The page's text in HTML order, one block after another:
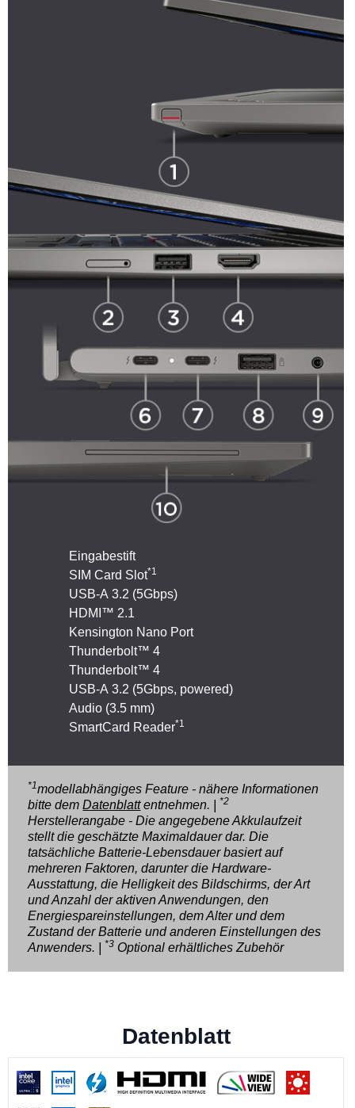
Eingabestift
SIM Card Slot*1
USB-A 3.2 (5Gbps)
HDMI™ 2.1
Kensington Nano Port
Thunderbolt™ 4
Thunderbolt™ 4
USB-A 3.2 (5Gbps, powered)
Audio (3.5 mm)
SmartCard Reader*1
*1modellabhängiges Feature - nähere Informationen
bitte demDatenblattentnehmen. | *2
Herstellerangabe - Die angegebene Akkulaufzeit
stellt die geschätzte Maximaldauer dar. Die
tatsächliche Batterie-Lebensdauer basiert auf
mehreren Faktoren, darunter die Hardware-
Ausstattung, die Helligkeit des Bildschirms, der Art
und Anzahl der aktiven Anwendungen, den
Energiespareinstellungen, dem Alter und dem
Zustand der Batterie und anderen Einstellungen des
Anwenders. |
*3 Optional erhältliches Zubehör
Datenblatt